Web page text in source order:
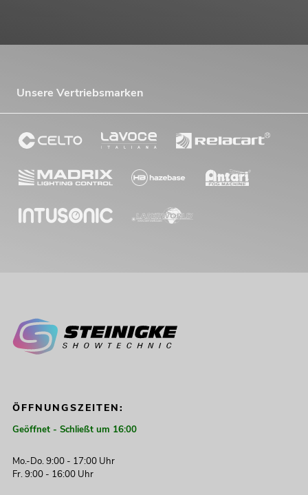
Unsere Vertriebsmarken
ÖFFNUNGSZEITEN:
Geöffnet - Schließt um 16:00
Mo.-Do. 9:00 - 17:00 Uhr
Fr. 9:00 - 16:00 Uhr